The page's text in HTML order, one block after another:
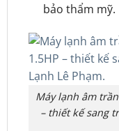
bảo thẩm mỹ.
Máy lạnh âm trần
– thiết kế sang